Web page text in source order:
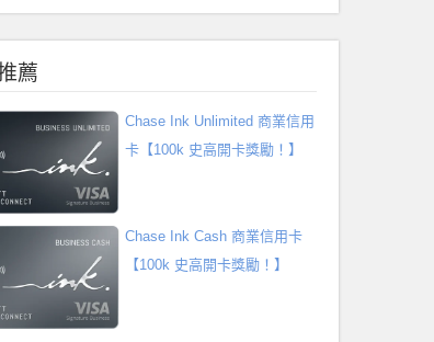
薦
Chase Ink Unlimited 商業信用
卡【100k 史高開卡獎勵！】
Chase Ink Cash 商業信用卡
【100k 史高開卡獎勵！】